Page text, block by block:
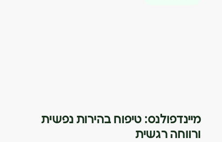
מיינדפולנס: טיפוח בהירות נפשית
ורווחה רגשית